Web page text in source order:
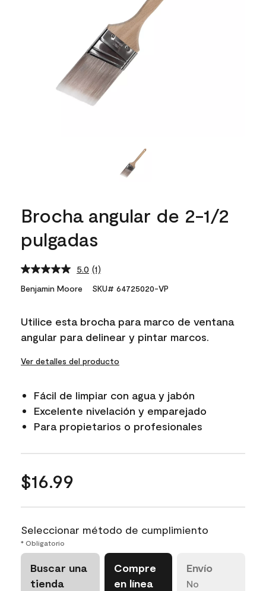
Brocha angular de 2-1/2
pulgadas
5.0 Read
Review.
link.
(1)
Benjamin Moore SKU# 64725020-VP
Utilice esta brocha para marco de ventana
angular para delinear y pintar marcos.
Ver detalles del producto
Fácil de limpiar con agua y jabón
Excelente nivelación y emparejado
Para propietarios o profesionales
$16.99
Seleccionar método de cumplimiento
* Obligatorio
Buscar una
tienda
Compre
en línea
Envío
No